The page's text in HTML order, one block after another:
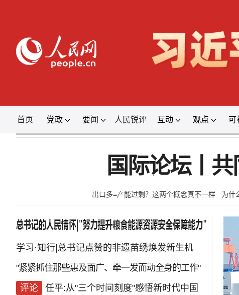
首页 党政 要闻 人民锐评 互动 观点 可
国际论坛丨
出口多=产能过剩？这两个概念真不一样 为什
学习·知行|总书记点赞的非遗苗绣焕发新生机
"紧紧抓住那些惠及面广、牵一发而动全身的工作"
评论
任平:从"三个时间刻度"感悟新时代中国